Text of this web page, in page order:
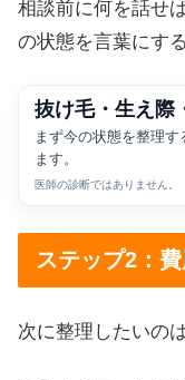
相談前に何を話せ
の状態を言葉にす
抜け毛・生え際
まず今の状態を整理
ます。
医師の診断ではありません。
ステップ2：
次に整理したいの